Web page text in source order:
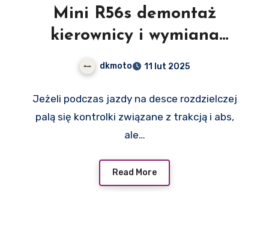
Mini R56s demontaż
kierownicy i wymiana
(manetek)
dkmoto 11 lut 2025
Jeżeli podczas jazdy na desce rozdzielczej
palą się kontrolki związane z trakcją i abs,
ale…
Read More